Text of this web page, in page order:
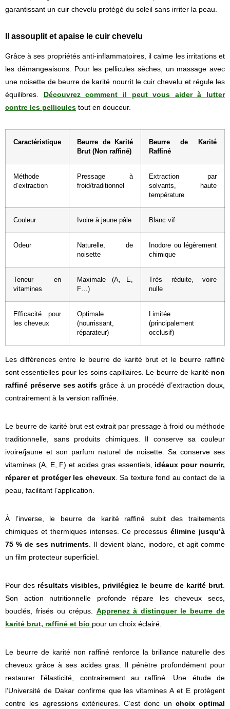
garantissant un cuir chevelu protégé du soleil sans irriter la peau.
Il assouplit et apaise le cuir chevelu
Grâce à ses propriétés anti-inflammatoires, il calme les irritations et
les démangeaisons. Pour les pellicules sèches, un massage avec
une noisette de beurre de karité nourrit le cuir chevelu et régule les
équilibres. Découvrez comment il peut vous aider à lutter
contre les pellicules tout en douceur.
Caractéristique
Beurre de Karité
Brut (Non raffiné)
Beurre de Karité
Raffiné
Méthode
d’extraction
Pressage à
froid/traditionnel
Extraction par
solvants, haute
température
Couleur Ivoire à jaune pâle Blanc vif
Odeur
Naturelle, de
noisette
Inodore ou légèrement
chimique
Teneur en
vitamines
Maximale (A, E,
F…)
Très réduite, voire
nulle
Efficacité pour
les cheveux
Optimale
(nourrissant,
réparateur)
Limitée
(principalement
occlusif)
Les différences entre le beurre de karité brut et le beurre raffiné
sont essentielles pour les soins capillaires. Le beurre de karité non
raffiné préserve ses actifs grâce à un procédé d’extraction doux,
contrairement à la version raffinée.
Le beurre de karité brut est extrait par pressage à froid ou méthode
traditionnelle, sans produits chimiques. Il conserve sa couleur
ivoire/jaune et son parfum naturel de noisette. Sa conserve ses
vitamines (A, E, F) et acides gras essentiels, idéaux pour nourrir,
réparer et protéger les cheveux. Sa texture fond au contact de la
peau, facilitant l’application.
À l’inverse, le beurre de karité raffiné subit des traitements
chimiques et thermiques intenses. Ce processusélimine jusqu’à
75 % de ses nutriments . Il devient blanc, inodore, et agit comme
un film protecteur superficiel.
Pour des résultats visibles, privilégiez le beurre de karité brut
Son action nutritionnelle profonde répare les cheveux secs,
bouclés, frisés ou crépus. Apprenez à distinguer le beurre de
karité brut, raffiné et bio pour un choix éclairé.
Le beurre de karité non raffiné renforce la brillance naturelle des
cheveux grâce à ses acides gras. Il pénètre profondément pour
restaurer l’élasticité, contrairement au raffiné. Une étude de
l’Université de Dakar confirme que les vitamines A et E protègent
contre les agressions extérieures. C’est donc un choix optimal